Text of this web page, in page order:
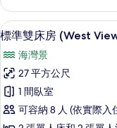
people)
的
所
有
相
片
雙
床
房
View
for
people)
的
詳
顯
示
標
準
雙
床
4
標準雙床房 (West
海灣景
27 平方公尺
1 間臥室
可容納 8 人 (依實際入